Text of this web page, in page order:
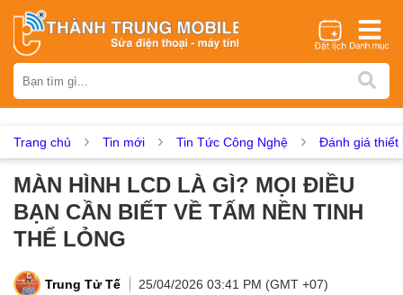
iPhone Samsung Oppo Xiaomi Realme Vivo
Asus Sony Vertu LG Tecno
Dịch vụ sửa chữa
Thay mic Thay rung Thay main Unlock - Mở Khoá
Trang chủ Tin mới Tin Tức Công Nghệ Đánh giá thiết
MÀN HÌNH LCD LÀ GÌ? MỌI ĐIỀU
BẠN CẦN BIẾT VỀ TẤM NỀN TINH
THỂ LỎNG
Trung Tử Tế 25/04/2026 03:41 PM (GMT +07)